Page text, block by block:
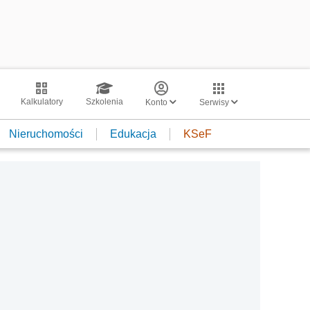
Kalkulatory Szkolenia Konto Serwisy
Nieruchomości Edukacja KSeF